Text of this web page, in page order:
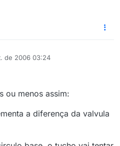
de 2006 03:24
ou menos assim:
a diferença da valvula